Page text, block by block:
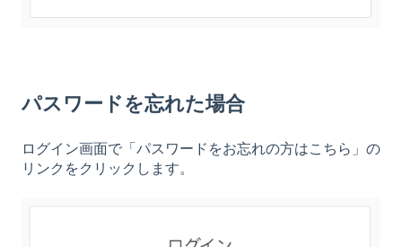
パスワードを忘れた場合
ログイン画面で「パスワードをお忘れの方はこちら」の
リンクをクリックします。